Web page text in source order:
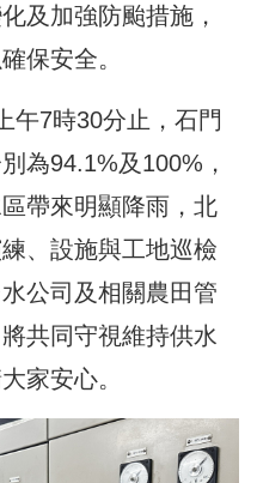
及加強防颱措施，
保安全。
午7時30分止，石門
為94.1%及100%，
帶來明顯降雨，北
、設施與工地巡檢
公司及相關農田管
共同守視維持供水
家安心。